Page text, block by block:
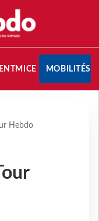
MICE MOBILITÉS
Hebdo